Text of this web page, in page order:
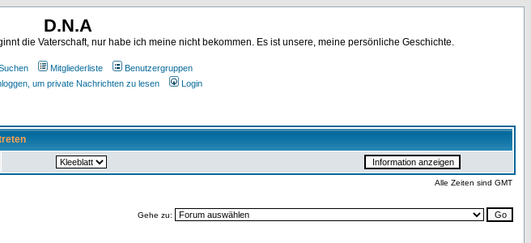
D.N.A
die Vaterschaft, nur habe ich meine nicht bekommen. Es ist unsere, meine persönliche Geschichte.
Mitgliederliste
Benutzergruppen
um private Nachrichten zu lesen Login
Alle Zeiten sind GMT
Gehe zu: